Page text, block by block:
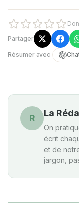
Partager
Résumer avec
R La
On
écrit
et de
jargon,